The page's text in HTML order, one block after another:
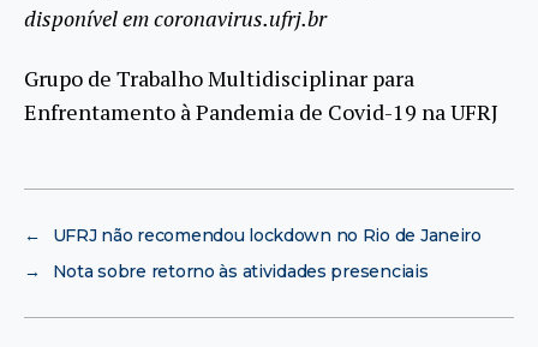
disponível em coronavirus.ufrj.br
Grupo de Trabalho Multidisciplinar para
Enfrentamento à Pandemia de Covid-19 na UFRJ
←
UFRJ não recomendou lockdown no Rio de Janeiro
→
Nota sobre retorno às atividades presenciais